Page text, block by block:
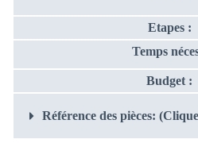
Etapes :
Temps
Budget :
Référence des pièces: